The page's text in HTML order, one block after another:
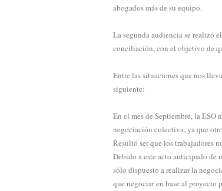
abogados más de su equipo.
La segunda audiencia se realizó
conciliación, con el objetivo de
Entre las situaciones que nos
siguiente:
En el mes de Septiembre, la ESO
negociación colectiva, ya que
Resultó ser que los trabajadores
Debido a este acto anticipado de
sólo dispuesto a realizar la
que negociar en base al proyecto